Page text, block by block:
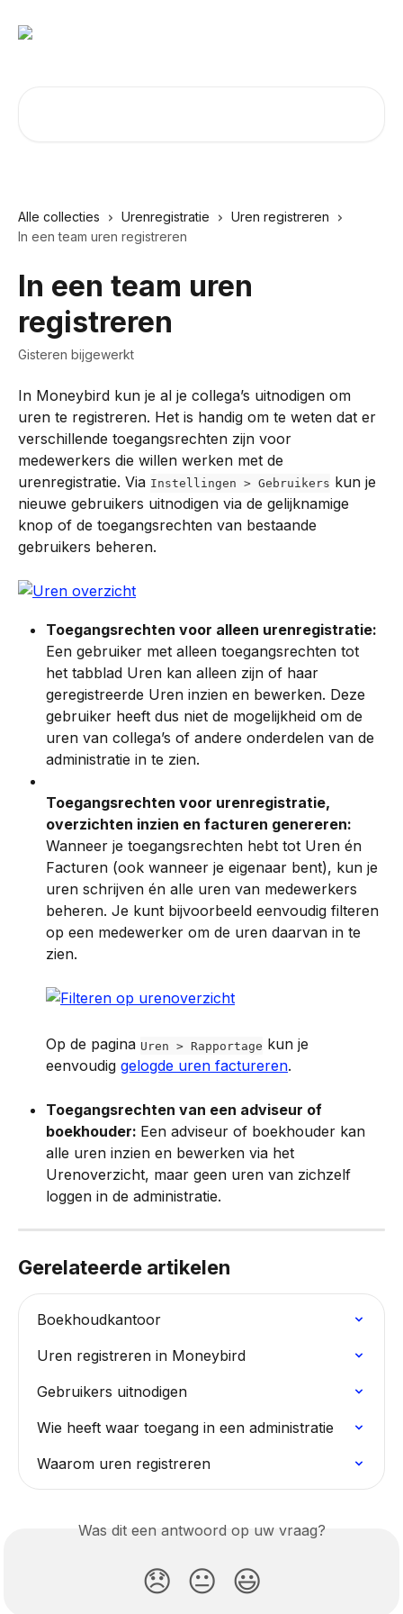
Alle collecties Urenregistratie
Uren registreren
In een team uren registreren
In een team uren
registreren
Gisteren bijgewerkt
In Moneybird kun je al je collega’s uitnodigen om
uren te registreren. Het is handig om te weten dat er
verschillende toegangsrechten zijn voor
medewerkers die willen werken met de
urenregistratie. Via Instellingen > Gebruikers kun je
nieuwe gebruikers uitnodigen via de gelijknamige
knop of de toegangsrechten van bestaande
gebruikers beheren.
Toegangsrechten voor alleen urenregistratie:
Een gebruiker met alleen toegangsrechten tot
het tabblad Uren kan alleen zijn of haar
geregistreerde Uren inzien en bewerken. Deze
gebruiker heeft dus niet de mogelijkheid om de
uren van collega’s of andere onderdelen van de
administratie in te zien.
Toegangsrechten voor urenregistratie,
overzichten inzien en facturen genereren:
Wanneer je toegangsrechten hebt tot Uren én
Facturen (ook wanneer je eigenaar bent), kun je
uren schrijven én alle uren van medewerkers
beheren. Je kunt bijvoorbeeld eenvoudig filteren
op een medewerker om de uren daarvan in te
zien.
Op de pagina Uren > Rapportage kun je
eenvoudig gelogde uren factureren.
Toegangsrechten van een adviseur of
boekhouder: Een adviseur of boekhouder kan
alle uren inzien en bewerken via het
Urenoverzicht, maar geen uren van zichzelf
loggen in de administratie.
Gerelateerde artikelen
Boekhoudkantoor
Uren registreren in Moneybird
Gebruikers uitnodigen
Wie heeft waar toegang in een administratie
Waarom uren registreren
Was dit een antwoord op uw vraag?
😞 😐 😃